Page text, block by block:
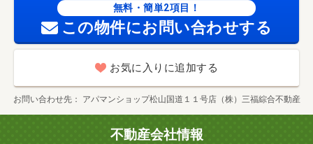
イソー 松山内宮店（その他）まで１４１６ｍ／フジ和気
店（スーパー）まで１８２１ｍ/賃貸戸数:8戸
無料・簡単2項目！
この物件にお問い合わせする
お気に入りに追加する
お問い合わせ先 アパマンショップ松山国道１１号店（株）三福綜合不動産
不動産会社情報